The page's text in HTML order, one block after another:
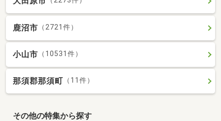
鹿沼市 （2721件）
小山市 （10531件）
那須郡那須町 （11件）
その他の特集から探す